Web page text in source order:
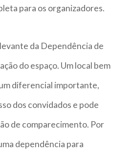
para os organizadores.
da Dependência de
do espaço. Um local bem
diferencial importante,
dos convidados e pode
de comparecimento. Por
dependência para